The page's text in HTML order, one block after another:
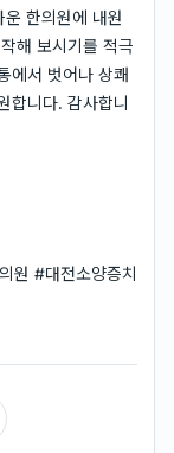
한의원에 내원
해 보시기를 적극
에서 벗어나 상쾌
합니다. 감사합니
원 #대전소양증치